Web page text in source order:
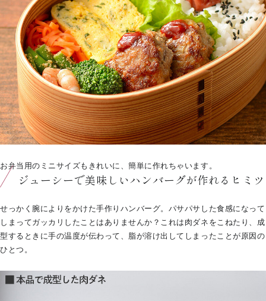
お弁当用のミニサイズもきれいに、簡単に作れちゃいます。
ジューシーで美味しいハンバーグが作れるヒミツ
せっかく腕によりをかけた手作りハンバーグ。パサパサした食感になって
しまってガッカリしたことはありませんか？これは肉ダネをこねたり、成
型するときに手の温度が伝わって、脂が溶け出してしまったことが原因の
ひとつ。